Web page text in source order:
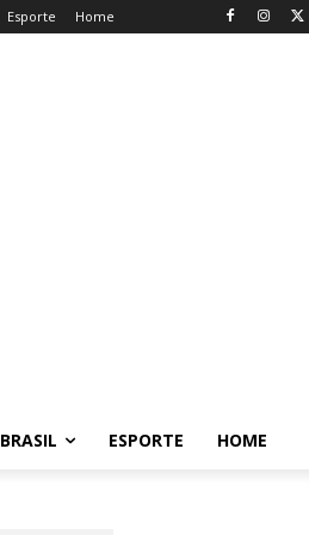
Esporte Home
BRASIL ESPORTE HOME